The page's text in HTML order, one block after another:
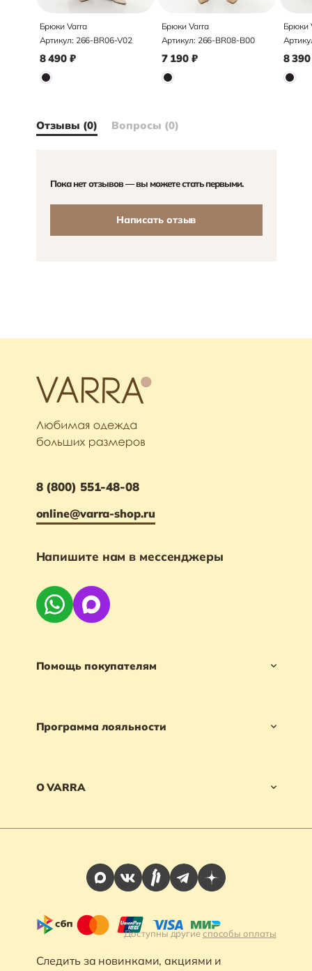
Брюки Varra
Артикул: 266-BR06-V02
8 490 ₽
Брюки Varra
Артикул: 266-BR08-B00
7 190 ₽
Брюки
8 390
Отзывы (0) Вопросы (0)
Пока нет отзывов — вы можете стать первыми.
Написать отзыв
8 (800) 551-48-08
online@varra-shop.ru
Напишите нам в мессенджеры
Помощь покупателям
Программа лояльности
О VARRA
Следить за новинками, акциями и
Доступны другиеспособы оплаты